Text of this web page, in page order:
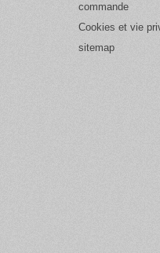
commande
Cookies et vie
sitemap